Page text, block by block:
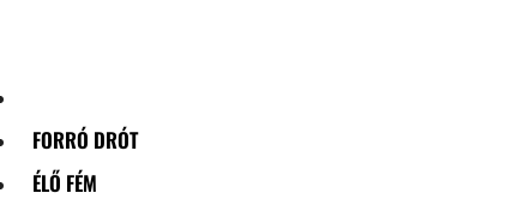
FORRÓ DRÓT
ÉLŐ FÉM